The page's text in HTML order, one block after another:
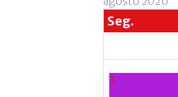
Seg.
3
se